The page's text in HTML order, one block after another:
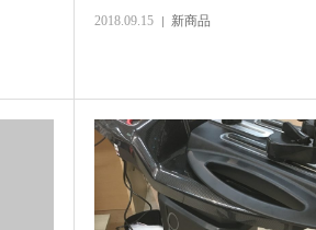
2018.09.15 新商品